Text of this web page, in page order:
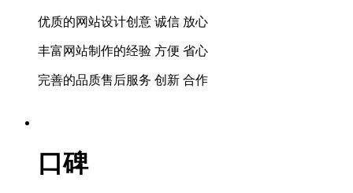
优质的网站设计创意 诚信 放心
丰富网站制作的经验 方便 省心
完善的品质售后服务 创新 合作
口碑